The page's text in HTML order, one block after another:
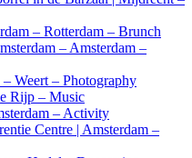
– Rotterdam – Brunch
– Amsterdam –
Weert – Photography
Rijp – Music
– Activity
Centre | Amsterdam –